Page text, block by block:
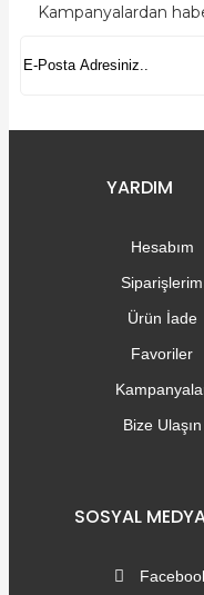
Kampanyalardan
YARDIM
Hesabım
Siparişlerim
Ürün İade
Favoriler
Bize Ulaşın
SOSYAL